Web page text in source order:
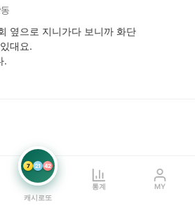
옆으로 지니가다 보니까 화단
대요.
.
7 21 42
캐시로또
통계 MY